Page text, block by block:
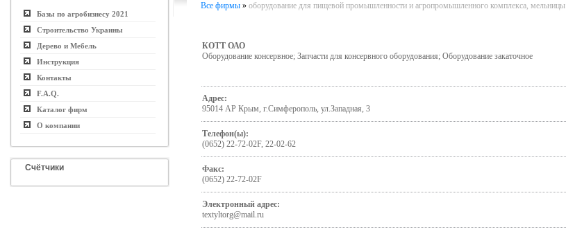
Базы по агробизнесу 2021
Строительство Украины
Дерево и Мебель
Инструкция
Контакты
F.A.Q.
Каталог фирм
О компании
Счётчики
Все фирмы» оборудование для пищевой промышленности и агропромышленного комплекса, мельницы
КОТТ ОАО
Оборудование консервное; Запчасти для консервного оборудования; Оборудование закаточное
Адрес:
95014 АР Крым, г.Симферополь, ул.Западная, 3
Телефон(ы):
(0652) 22-72-02F, 22-02-62
Факс:
(0652) 22-72-02F
Электронный адрес:
textyltorg@mail.ru